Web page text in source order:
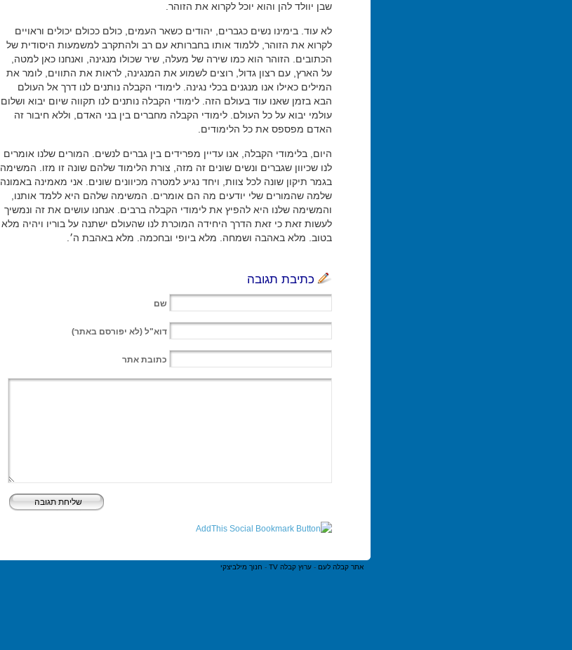
שבן יוולד להן והוא יוכל לקרוא את הזוהר.
לא עוד. בימינו נשים כגברים, יהודים כשאר העמים, כולם ככולם יכולים וראויים
לקרוא את הזוהר, ללמוד אותו בחברותא עם רב ולהתקרב למשמעות היסודית של
הכתובים. הזוהר הוא כמו שירה של מעלה, שיר שכולו מנגינה, ואנחנו כאן למטה,
על הארץ, עם רצון גדול, רוצים לשמוע את המנגינה, לראות את התווים, לומר את
המילים כאילו אנו מנגנים בכלי נגינה. לימודי הקבלה נותנים לנו דרך אל העולם
הבא בזמן שאנו עוד בעולם הזה. לימודי הקבלה נותנים לנו תקווה שיום יבוא ושלום
עולמי יבוא על כל העולם. לימודי הקבלה מחברים בין בני האדם, וללא חיבור זה
האדם מפספס את כל הלימודים.
היום, בלימודי הקבלה, אנו עדיין מפרידים בין גברים לנשים. המורים שלנו אומרים
לנו שכיוון שגברים ונשים שונים זה מזה, צורת הלימוד שלהם שונה זו מזו. המשימה
בגמר תיקון שונה לכל צוות, ויחד נגיע למטרה מכיוונים שונים. אני מאמינה באמונה
שלמה שהמורים שלי יודעים מה הם אומרים. המשימה שלהם היא ללמד אותנו,
והמשימה שלנו היא להפיץ את לימודי הקבלה ברבים. אנחנו עושים את זה ונמשיך
לעשות זאת כי זאת הדרך היחידה המוכרת לנו שהעולם ישתנה על בוריו ויהיה מלא
בטוב. מלא באהבה ושמחה. מלא ביופי ובחכמה. מלא באהבת ה׳.
כתיבת תגובה
שם
דוא"ל (לא יפורסם באתר)
כתובת אתר
אתר קבלה לעם - ערוץ קבלה TV - חנוך מילביצקי